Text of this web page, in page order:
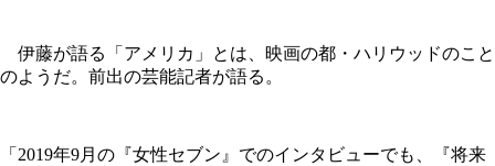
伊藤が語る「アメリカ」とは、映画の都・ハリウッドのこと
のようだ。前出の芸能記者が語る。
「2019年9月の『女性セブン』でのインタビューでも、『将来